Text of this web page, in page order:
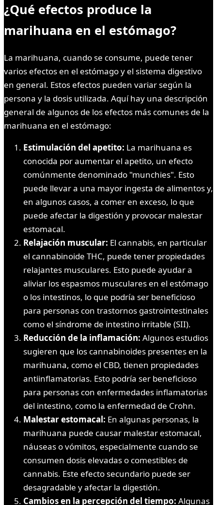
¿Qué efectos produce la
marihuana en el estómago?
La marihuana, cuando se consume, puede tener
varios efectos en el estómago y el sistema digestivo
en general. Estos efectos pueden variar según la
persona y la dosis utilizada. Aquí hay una descripción
general de algunos de los efectos más comunes de la
marihuana en el estómago:
Estimulación del apetito: La marihuana es
conocida por aumentar el apetito, un efecto
comúnmente denominado "munchies". Esto
puede llevar a una mayor ingesta de alimentos y,
en algunos casos, a comer en exceso, lo que
puede afectar la digestión y provocar malestar
estomacal.
Relajación muscular: El cannabis, en particular
el cannabinoide THC, puede tener propiedades
relajantes musculares. Esto puede ayudar a
aliviar los espasmos musculares en el estómago
o los intestinos, lo que podría ser beneficioso
para personas con trastornos gastrointestinales
como el síndrome de intestino irritable (SII).
Reducción de la inflamación: Algunos estudios
sugieren que los cannabinoides presentes en la
marihuana, como el CBD, tienen propiedades
antiinflamatorias. Esto podría ser beneficioso
para personas con enfermedades inflamatorias
del intestino, como la enfermedad de Crohn.
Malestar estomacal: En algunas personas, la
marihuana puede causar malestar estomacal,
náuseas o vómitos, especialmente cuando se
consumen dosis elevadas o comestibles de
cannabis. Este efecto secundario puede ser
desagradable y afectar la digestión.
Cambios en la percepción del tiempo: Algunas